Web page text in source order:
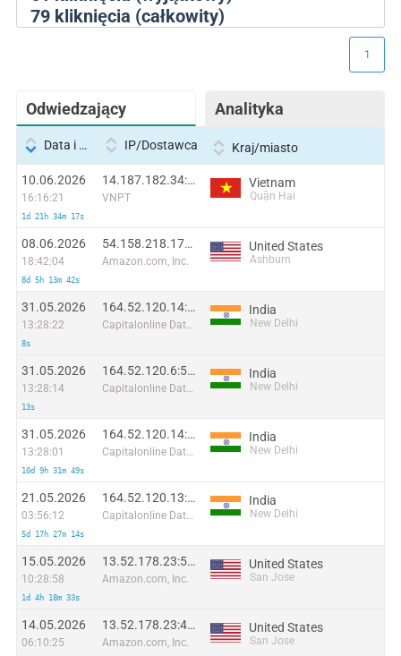
79kliknięcia (całkowity)
Odwiedzający Analityka
1
Data i godzina IP/Dostawca Kraj/miasto
10.06.2026
16:16:21
1d 21h 34m 17s
14.187.182.34:57270
VNPT
Vietnam
Quận Hai
08.06.2026
18:42:04
8d 5h 13m 42s
54.158.218.176:45864
Amazon.com, Inc.
United States
Ashburn
31.05.2026
13:28:22
8s
164.52.120.14:53738
Capitalonline Data Service (HK) Co
India
New Delhi
31.05.2026
13:28:14
13s
164.52.120.6:56428
Capitalonline Data Service (HK) Co
India
New Delhi
31.05.2026
13:28:01
10d 9h 31m 49s
164.52.120.14:37975
Capitalonline Data Service (HK) Co
India
New Delhi
21.05.2026
03:56:12
5d 17h 27m 14s
164.52.120.13:9611
Capitalonline Data Service (HK) Co
India
New Delhi
15.05.2026
10:28:58
1d 4h 18m 33s
13.52.178.23:51708
Amazon.com, Inc.
United States
San Jose
14.05.2026
06:10:25
13.52.178.23:42584
Amazon.com, Inc.
United States
San Jose